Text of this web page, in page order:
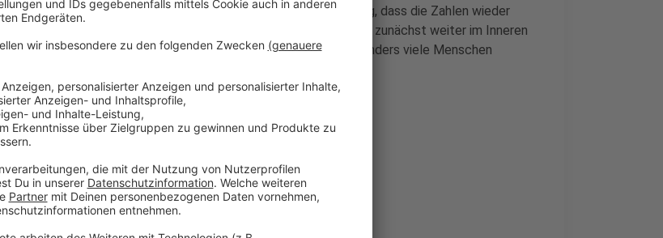
Maskenpflicht im Handel und den Schulen gibt es die Befürchtung, dass die Zahlen wieder
nach oben gehen. Auch hier in Düsseldorf raten Experten deshalb, zunächst weiter im Inneren
eine Maske zu tragen. Gerade dann, wenn es enger wird und besonders viele Menschen
Anzeige
Weitere Infos und Links zum Thema:
Anzeige